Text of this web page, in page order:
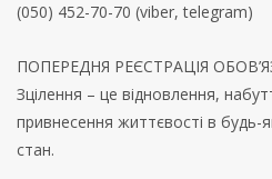
(050) 452-70-70 (viber, telegram)
ПОПЕРЕДНЯ РЕЄСТРАЦІЯ
Зцілення – це відновлення,
привнесення життєвості в будь-
стан.